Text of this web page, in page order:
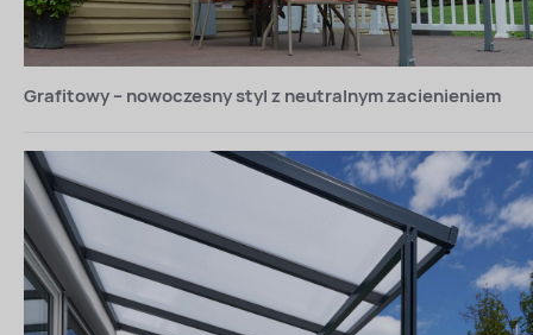
Grafitowy – nowoczesny styl z neutralnym zacienieniem